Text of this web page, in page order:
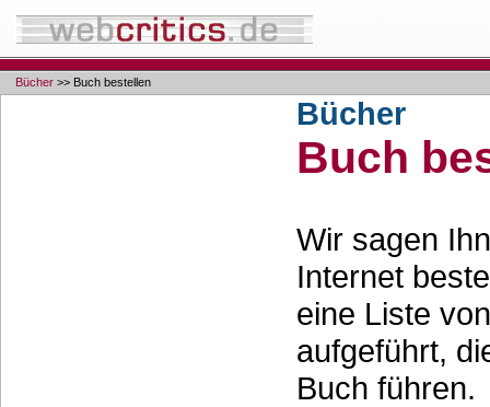
Bücher >> Buch bestellen
Bücher
Buch
Wir sagen
Internet
eine Liste
aufgeführt,
Buch führen.